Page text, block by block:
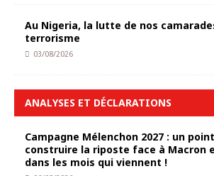
Au Nigeria, la lutte de nos
terrorisme
03/08/2026
ANALYSES ET DÉCLARATIONS
Campagne Mélenchon 2027 : un
construire la riposte face à Macron
dans les mois qui viennent !